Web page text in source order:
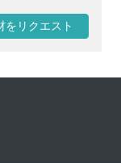
をリクエスト